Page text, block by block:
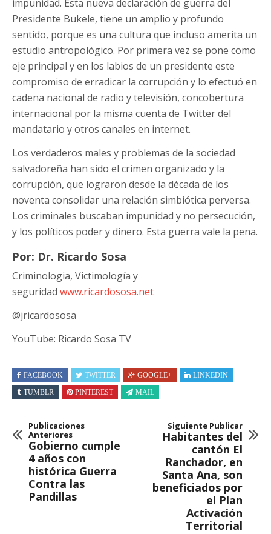
impunidad. Esta nueva declaración de guerra del
Presidente Bukele, tiene un amplio y profundo
sentido, porque es una cultura que incluso amerita un
estudio antropológico. Por primera vez se pone como
eje principal y en los labios de un presidente este
compromiso de erradicar la corrupción y lo efectuó en
cadena nacional de radio y televisión, concobertura
internacional por la misma cuenta de Twitter del
mandatario y otros canales en internet.
Los verdaderos males y problemas de la sociedad
salvadoreña han sido el crimen organizado y la
corrupción, que lograron desde la década de los
noventa consolidar una relación simbiótica perversa.
Los criminales buscaban impunidad y no persecución,
y los políticos poder y dinero. Esta guerra vale la pena.
Por: Dr. Ricardo Sosa
Criminologia, Victimología y
seguridad www.ricardososa.net
@jricardososa
YouTube: Ricardo Sosa TV
FACEBOOK TWITTER GOOGLE+
LINKEDIN
TUMBLR
PINTEREST MAIL
Publicaciones
Anteriores
Gobierno cumple
4 años con
histórica Guerra
Contra las
Pandillas
Siguiente Publicar
Habitantes del
cantón El
Ranchador, en
Santa Ana, son
beneficiados por
el Plan
Activación
Territorial